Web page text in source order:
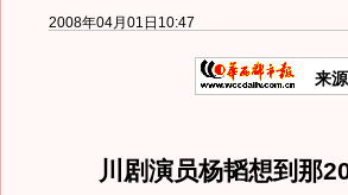
2008年04月01日10:47
来
川剧演员杨韬想到那